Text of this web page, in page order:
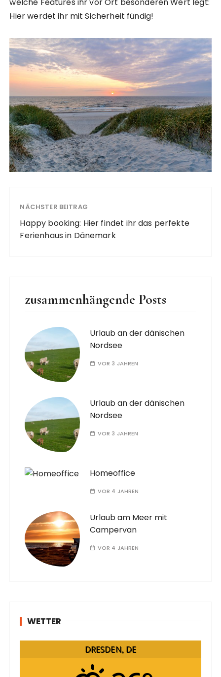
Hier werdet ihr mit Sicherheit fündig!
NÄCHSTER BEITRAG
Happy booking: Hier findet ihr das perfekte
Ferienhaus in Dänemark
zusammenhängende Posts
Urlaub an der dänischen
Nordsee
VOR 3 JAHREN
Urlaub an der dänischen
Nordsee
VOR 3 JAHREN
Homeoffice
VOR 4 JAHREN
Urlaub am Meer mit
Campervan
VOR 4 JAHREN
WETTER
DRESDEN, DE